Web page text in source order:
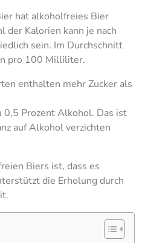
hat alkoholfreies Bier
der Kalorien kann je nach
sein. Im Durchschnitt
pro 100 Milliliter.
enthalten mehr Zucker als
Prozent Alkohol. Das ist
auf Alkohol verzichten
Biers ist, dass es
die Erholung durch